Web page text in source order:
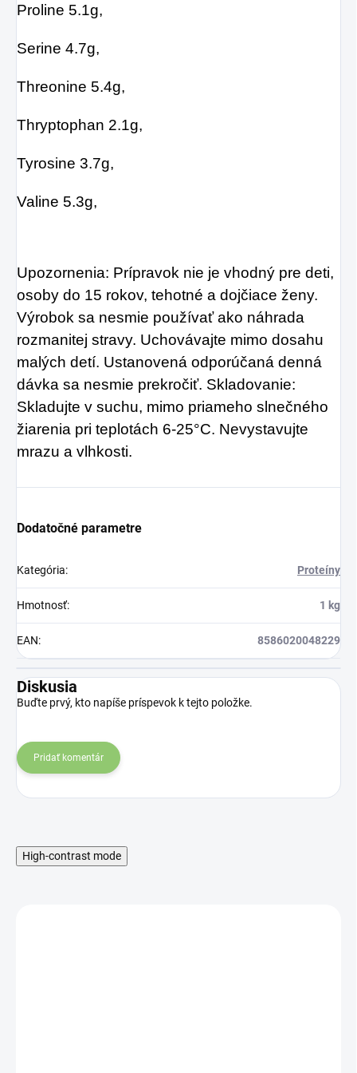
Proline 5.1g,
Serine 4.7g,
Threonine 5.4g,
Thryptophan 2.1g,
Tyrosine 3.7g,
Valine 5.3g,
Upozornenia: Prípravok nie je vhodný pre deti,
osoby do 15 rokov, tehotné a dojčiace ženy.
Výrobok sa nesmie používať ako náhrada
rozmanitej stravy. Uchovávajte mimo dosahu
malých detí. Ustanovená odporúčaná denná
dávka sa nesmie prekročiť. Skladovanie:
Skladujte v suchu, mimo priameho slnečného
žiarenia pri teplotách 6-25°C. Nevystavujte
mrazu a vlhkosti.
Dodatočné parametre
Kategória: Proteíny
Hmotnosť: 1 kg
EAN: 8586020048229
Diskusia
Buďte prvý, kto napíše príspevok k tejto položke.
Pridať komentár
High-contrast mode